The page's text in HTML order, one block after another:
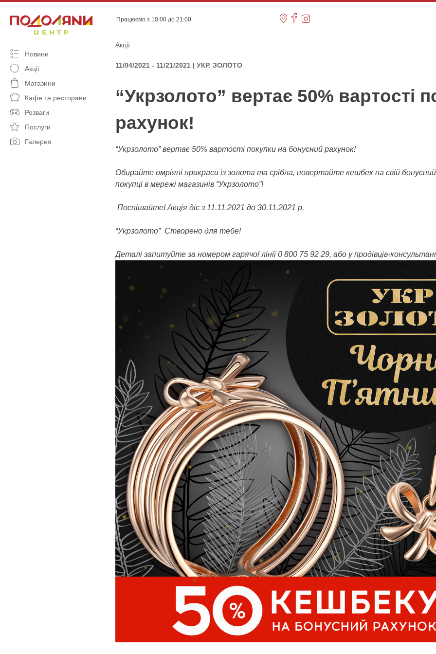
content
Працюємо з 10:00 до 21:00
Новини
Акції
Магазини
Кафе та ресторани
Розваги
Послуги
Галерея
Акції
11/04/2021 - 11/21/2021 | УКР. ЗОЛОТО
“Укрзолото” вертає 50% вартості
рахунок!
“Укрзолото” вертає 50% вартості покупки на бонусний рахунок!
Обирайте омріяні прикраси із золота та срібла, повертайте кешбек на свій
покупці в мережі магазинів “Укрзолото”!
Поспішайте! Акція діє з 11.11.2021 до 30.11.2021 р.
“Укрзолото” Створено для тебе!
Деталі запитуйте за номером гарячої лінії 0 800 75 92 29, або у продівців-